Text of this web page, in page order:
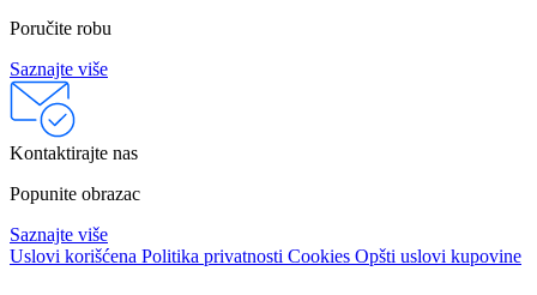
Poručite robu
Saznajte više
Kontaktirajte nas
Popunite obrazac
Saznajte više
Uslovi korišćena Politika privatnosti Cookies Opšti uslovi kupovine